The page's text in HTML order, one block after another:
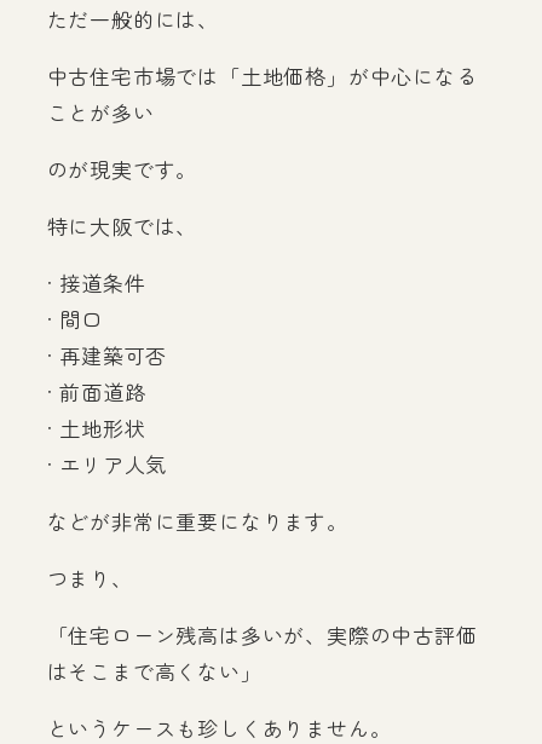
ただ一般的には、
中古住宅市場では「土地価格」が中心になる
ことが多い
のが現実です。
特に大阪では、
· 接道条件
· 間口
· 再建築可否
· 前面道路
· 土地形状
· エリア人気
などが非常に重要になります。
つまり、
「住宅ローン残高は多いが、実際の中古評価
はそこまで高くない」
というケースも珍しくありません。